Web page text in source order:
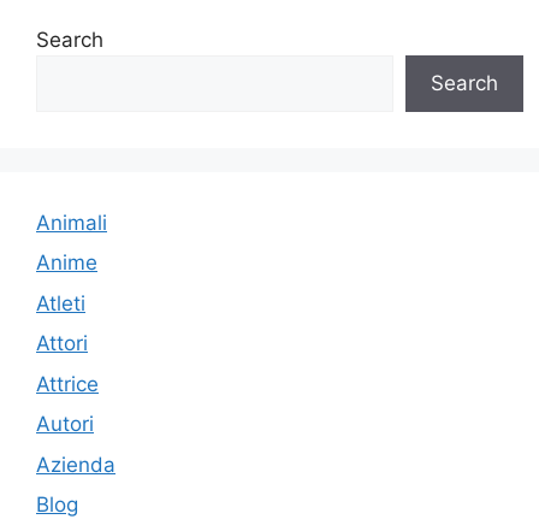
Search
Search
Animali
Anime
Atleti
Attori
Attrice
Autori
Azienda
Blog